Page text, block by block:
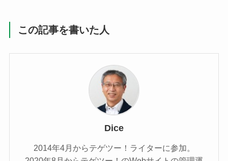
この記事を書いた人
Dice
2014年4月からテゲツー！ライターに参加。